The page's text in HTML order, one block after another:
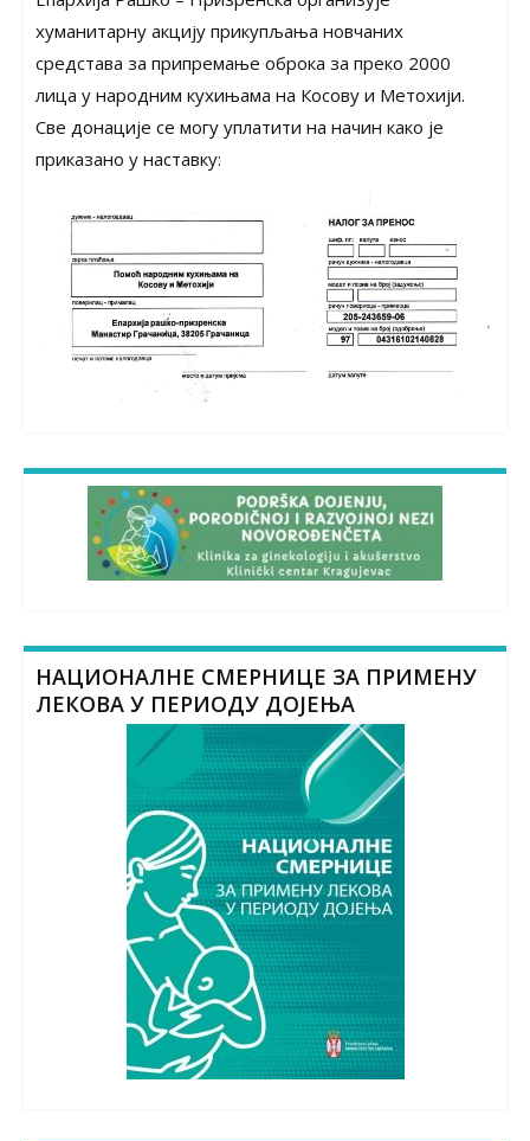
хуманитарну акцију прикупљања новчаних
средстава за припремање оброка за преко 2000
лица у народним кухињама на Косову и Метохији.
Све донације се могу уплатити на начин како је
приказано у наставку:
НАЦИОНАЛНЕ СМЕРНИЦЕ ЗА ПРИМЕНУ
ЛЕКОВА У ПЕРИОДУ ДОЈЕЊА